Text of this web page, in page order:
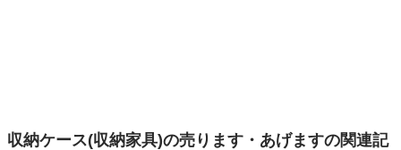
収納ケース(収納家具)の売ります・あげますの関連記